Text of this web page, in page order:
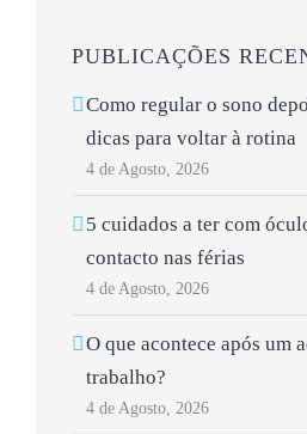
PUBLICAÇÕES
Como regular o sono
dicas para voltar à rotina
4 de Agosto, 2026
5 cuidados a ter com
contacto nas férias
4 de Agosto, 2026
O que acontece após um
trabalho?
4 de Agosto, 2026